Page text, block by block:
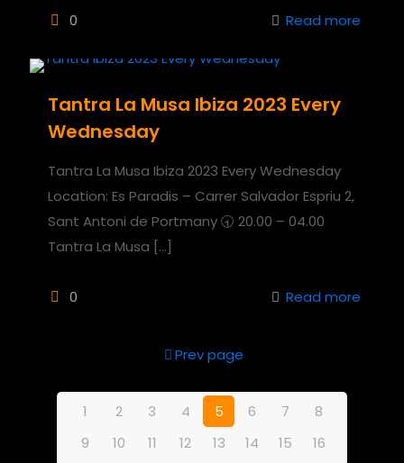
0 Read more
Tantra La Musa Ibiza 2023 Every
Wednesday
Tantra La Musa Ibiza 2023 Every Wednesday
Location: Es Paradis – Carrer Salvador Espriu 2,
Sant Antoni de Portmany 🕣 20.00 – 04.00
Tantra La Musa […]
0 Read more
Prev page
1 2 3 4 5 6 7
8
9
10 11 12 13 14 15
16